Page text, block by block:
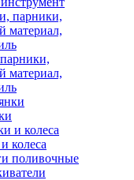
материал,
колеса